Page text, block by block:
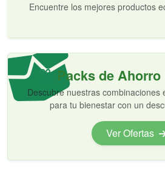
Encuentre los mejores productos
Packs de
Descubre nuestras combinaciones
para tu bienestar con un
Ver Ofertas